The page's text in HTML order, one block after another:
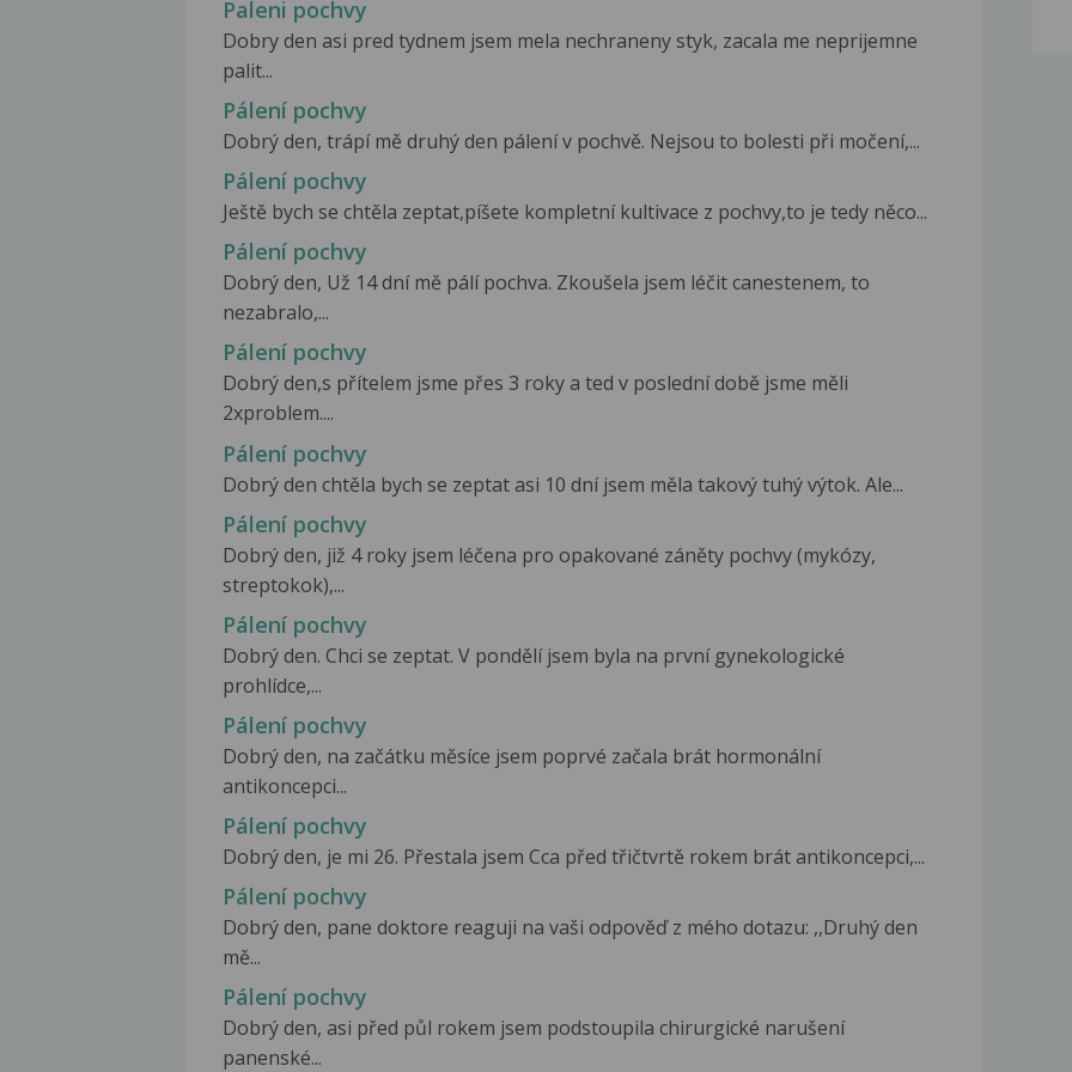
Paleni pochvy
Dobry den asi pred tydnem jsem mela nechraneny styk, zacala me neprijemne
palit...
Pálení pochvy
Dobrý den, trápí mě druhý den pálení v pochvě. Nejsou to bolesti při močení,...
Pálení pochvy
Ještě bych se chtěla zeptat,píšete kompletní kultivace z pochvy,to je tedy něco...
Pálení pochvy
Dobrý den, Už 14 dní mě pálí pochva. Zkoušela jsem léčit canestenem, to
nezabralo,...
Pálení pochvy
Dobrý den,s přítelem jsme přes 3 roky a ted v poslední době jsme měli
2xproblem....
Pálení pochvy
Dobrý den chtěla bych se zeptat asi 10 dní jsem měla takový tuhý výtok. Ale...
Pálení pochvy
Dobrý den, již 4 roky jsem léčena pro opakované záněty pochvy (mykózy,
streptokok),...
Pálení pochvy
Dobrý den. Chci se zeptat. V pondělí jsem byla na první gynekologické
prohlídce,...
Pálení pochvy
Dobrý den, na začátku měsíce jsem poprvé začala brát hormonální
antikoncepci...
Pálení pochvy
Dobrý den, je mi 26. Přestala jsem Cca před třičtvrtě rokem brát antikoncepci,...
Pálení pochvy
Dobrý den, pane doktore reaguji na vaši odpověď z mého dotazu: ,,Druhý den
mě...
Pálení pochvy
Dobrý den, asi před půl rokem jsem podstoupila chirurgické narušení
panenské...